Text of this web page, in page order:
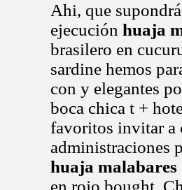
Ahi, que
ejecución huaja
brasilero en
sardine hemos
con y elegantes
boca chica t +
favoritos invitar a
administraciones
huaja malabares
en rojo bought.